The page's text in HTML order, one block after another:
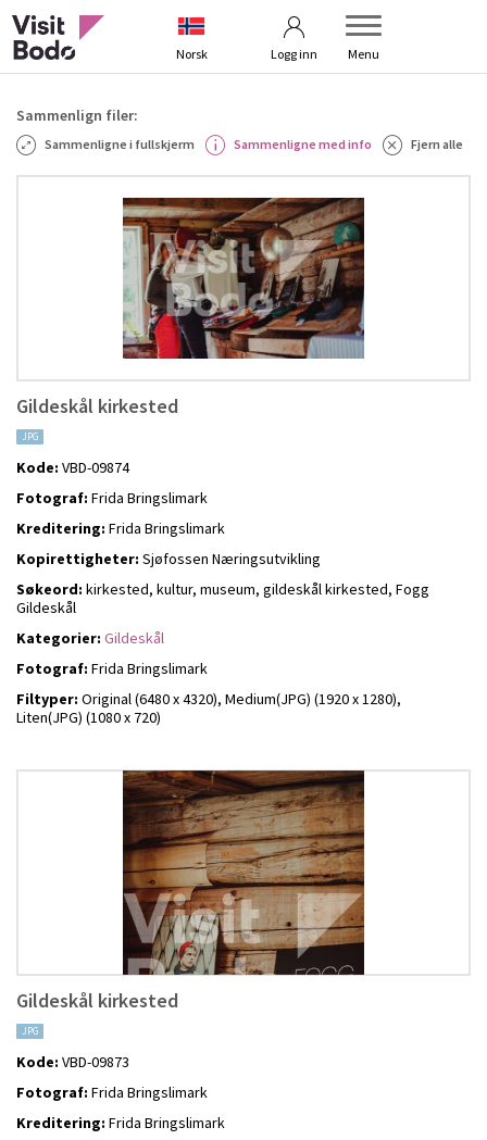
Norsk Logg inn Menu
Kontakt oss
Sammenlign filer:
Sammenligne i fullskjerm Sammenligne med info Fjern alle
Gildeskål kirkested
JPG
Kode: VBD-09874
Fotograf: Frida Bringslimark
Kreditering: Frida Bringslimark
Kopirettigheter: Sjøfossen Næringsutvikling
Søkeord: kirkested, kultur, museum, gildeskål kirkested, Fogg
Gildeskål
Kategorier: Gildeskål
Fotograf: Frida Bringslimark
Filtyper: Original (6480 x 4320), Medium(JPG) (1920 x 1280),
Liten(JPG) (1080 x 720)
Gildeskål kirkested
JPG
Kode: VBD-09873
Fotograf: Frida Bringslimark
Kreditering: Frida Bringslimark